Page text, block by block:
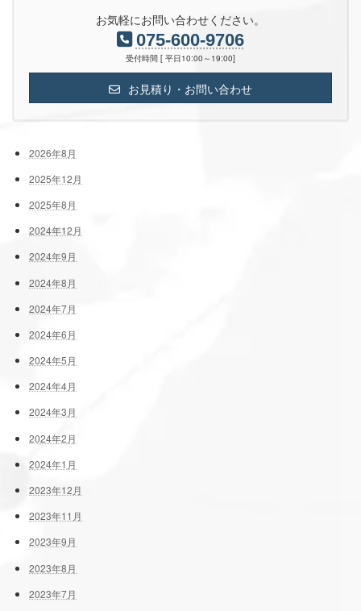
お気軽にお問い合わせください。
075-600-9706
受付時間 [ 平日10:00～19:00]
お見積り・お問い合わせ
2026年8月
2025年12月
2025年8月
2024年12月
2024年9月
2024年8月
2024年7月
2024年6月
2024年5月
2024年4月
2024年3月
2024年2月
2024年1月
2023年12月
2023年11月
2023年9月
2023年8月
2023年7月